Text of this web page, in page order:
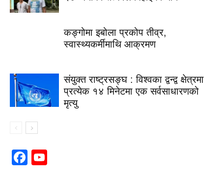
कङ्गोमा इबोला प्रकोप तीव्र,
स्वास्थ्यकर्मीमाथि आक्रमण
संयुक्त राष्ट्रसङ्घ : विश्वका द्वन्द्व क्षेत्रमा
प्रत्येक १४ मिनेटमा एक सर्वसाधारणको
मृत्यु
Facebook